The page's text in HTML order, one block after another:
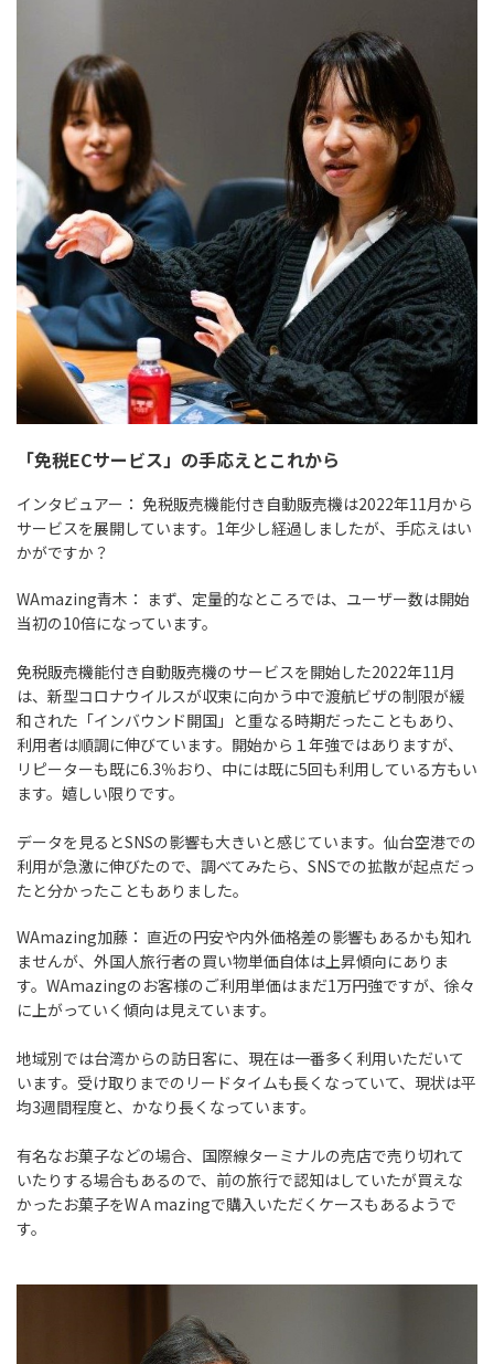
「免税ECサービス」の手応えとこれから
インタビュアー： 免税販売機能付き自動販売機は2022年11月から
サービスを展開しています。1年少し経過しましたが、手応えはい
かがですか？
WAmazing青木： まず、定量的なところでは、ユーザー数は開始
当初の10倍になっています。
免税販売機能付き自動販売機のサービスを開始した2022年11月
は、新型コロナウイルスが収束に向かう中で渡航ビザの制限が緩
和された「インバウンド開国」と重なる時期だったこともあり、
利用者は順調に伸びています。開始から１年強ではありますが、
リピーターも既に6.3％おり、中には既に5回も利用している方もい
ます。嬉しい限りです。
データを見るとSNSの影響も大きいと感じています。仙台空港での
利用が急激に伸びたので、調べてみたら、SNSでの拡散が起点だっ
たと分かったこともありました。
WAmazing加藤： 直近の円安や内外価格差の影響もあるかも知れ
ませんが、外国人旅行者の買い物単価自体は上昇傾向にありま
す。WAmazingのお客様のご利用単価はまだ1万円強ですが、徐々
に上がっていく傾向は見えています。
地域別では台湾からの訪日客に、現在は一番多く利用いただいて
います。受け取りまでのリードタイムも長くなっていて、現状は平
均3週間程度と、かなり長くなっています。
有名なお菓子などの場合、国際線ターミナルの売店で売り切れて
いたりする場合もあるので、前の旅行で認知はしていたが買えな
かったお菓子をWＡmazingで購入いただくケースもあるようで
す。